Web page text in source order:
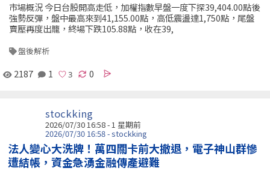
市場概況 今日台股開高走低，加權指數早盤一度下探39,404.00點後
強勢反彈，盤中最高來到41,155.00點，高低震盪達1,750點，尾盤
賣壓再度出籠，終場下跌105.88點，收在39,
盤後解析
2187 1 0
stockking
2026/07/30 16:58 - 1 星期前
2026/07/30 16:58 - stockking
法人變心大洗牌！萬四關卡前大撤退，電子神山群慘
遭結帳，資金急湧金融傳產避難